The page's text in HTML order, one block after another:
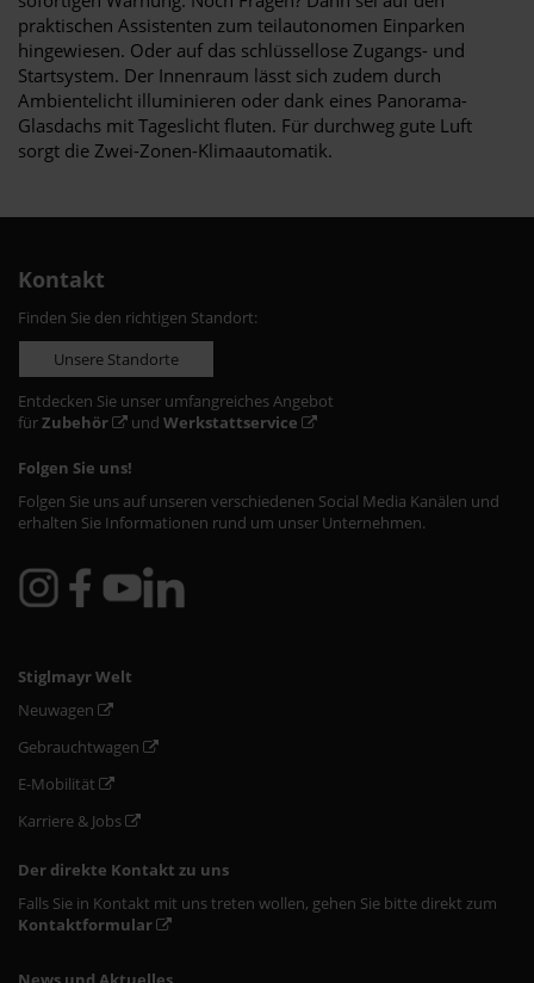
praktischen Assistenten zum teilautonomen Einparken
hingewiesen. Oder auf das schlüssellose Zugangs- und
Startsystem. Der Innenraum lässt sich zudem durch
Ambientelicht illuminieren oder dank eines Panorama-
Glasdachs mit Tageslicht fluten. Für durchweg gute Luft
sorgt die Zwei-Zonen-Klimaautomatik.
Kontakt
Finden Sie den richtigen Standort:
Unsere Standorte
Entdecken Sie unser umfangreiches Angebot
fürZubehör und Werkstattservice
Folgen Sie uns!
Folgen Sie uns auf unseren verschiedenen Social Media Kanälen und
erhalten Sie Informationen rund um unser Unternehmen.
Stiglmayr Welt
Neuwagen
Gebrauchtwagen
E-Mobilität
Karriere & Jobs
Der direkte Kontakt zu uns
Falls Sie in Kontakt mit uns treten wollen, gehen Sie bitte direkt zum
Kontaktformular